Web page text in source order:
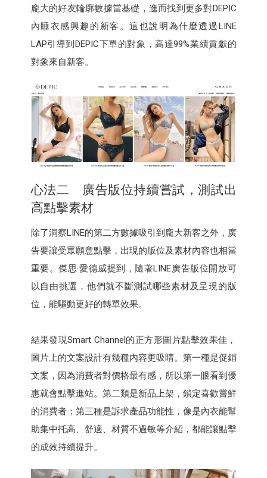
龐大的好友輪廓數據當基礎，進而找到更多對DEPIC
內睡衣感興趣的新客。這也說明為什麼透過LINE
LAP引導到DEPIC下單的對象，高達99%業績貢獻的
對象來自新客。
心法二 廣告版位持續嘗試，測試出
高點擊素材
除了洞察LINE的第二方數據吸引到龐大新客之外，廣
告要讓受眾願意點擊，出現的版位及素材內容也相當
重要。傑思·愛德威提到，隨著LINE廣告版位開放可
以自由挑選，他們就不斷測試哪些素材及呈現的版
位，能驅動更好的轉單效果。
結果發現Smart Channel的正方形圖片點擊效果佳，
圖片上的文案設計有幾種內容更吸睛。第一種是促銷
文案，因為消費者對價格最有感，所以第一眼看到優
惠就會點擊進站。第二類是新品上架，鎖定喜歡嘗鮮
的消費者；第三種是訴求產品功能性，像是內衣能幫
助集中托高、舒適、材質不過敏等介紹，都能讓點擊
的成效持續提升。